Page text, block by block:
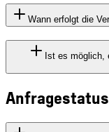
Wann erfolgt die
Ist es möglich,
Anfragestatus